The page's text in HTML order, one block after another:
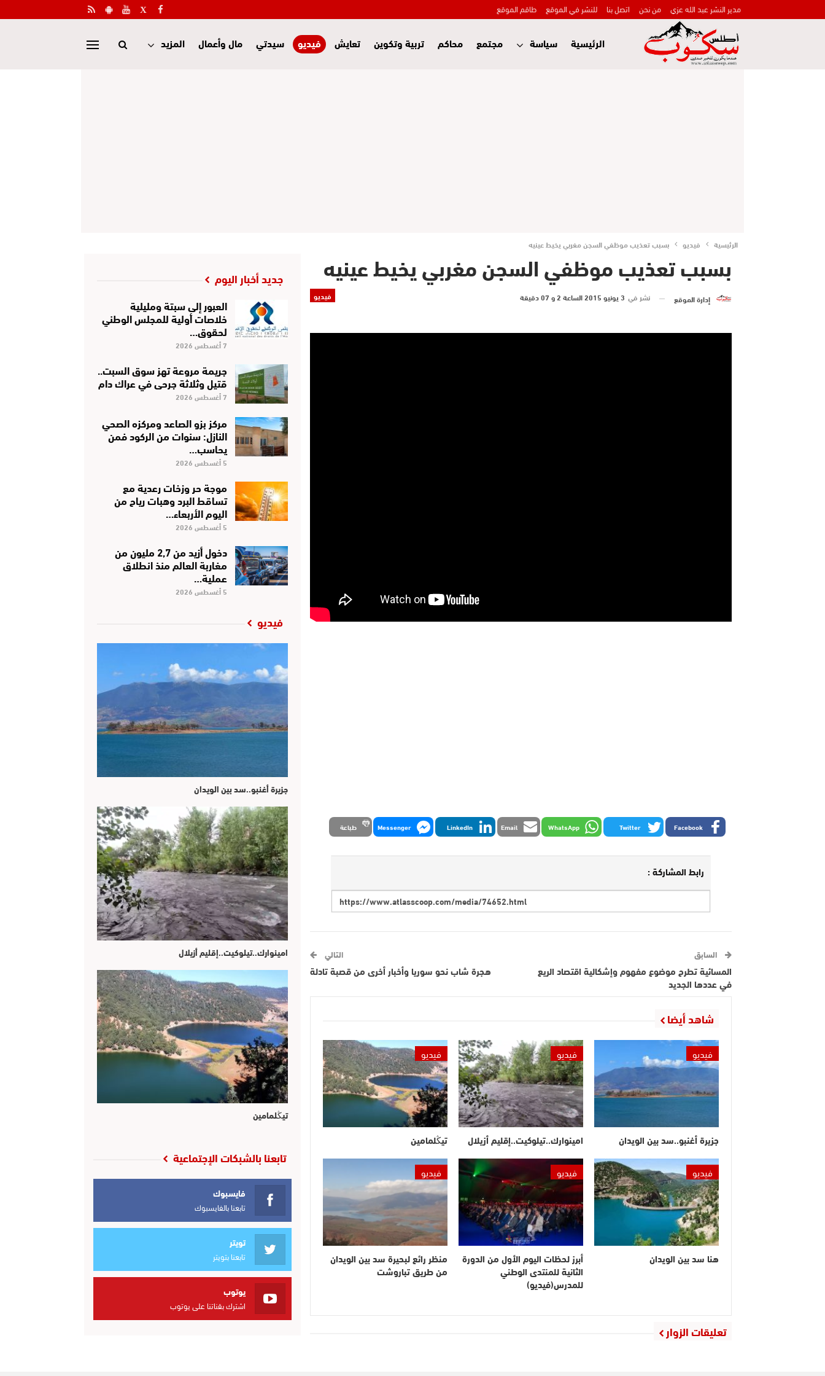
مدير النشر عبد الله عزي من نحن اتصل بنا للنشر في الموقع طاقم الموقع
الرئيسية سياسة مجتمع محاكم تربية وتكوين تعايش فيديو سيدتي مال وأعمال المزيد
الرئيسية فيديو بسبب تعذيب موظفي السجن مغربي يخيط عينيه
بسبب تعذيب موظفي السجن مغربي يخيط عينيه
فيديو إدارة الموقع نشر في 3 يونيو 2015 الساعة 2 و 07 دقيقة
Facebook
Twitter
WhatsApp
Email
LinkedIn
Messenger طباعة
رابط المشاركة :
السابق
المسائية تطرح موضوع مفهوم وإشكالية اقتصاد الريع
في عددها الجديد
التالي
هجرة شاب نحو سوريا وأخبار أخرى من قصبة تادلة
شاهد أيضا
فيديو
جزيرة أغنبو..سد بين الويدان
فيديو
امينوارك..تيلوكيت..إقليم أزيلال
فيديو
تيڭلمامين
فيديو
هنا سد بين الويدان
فيديو
أبرز لحظات اليوم الأول من الدورة
الثانية للمنتدى الوطني
للمدرس(فيديو)
فيديو
منظر رائع لبحيرة سد بين الويدان
من طريق تباروشت
تعليقات الزوار
جديد أخبار اليوم
العبور إلى سبتة ومليلية
خلاصات أولية للمجلس الوطني
لحقوق…
7 أغسطس 2026
جريمة مروعة تهز سوق السبت..
قتيل وثلاثة جرحى في عراك دام
7 أغسطس 2026
مركز بزو الصاعد ومركزه الصحي
النازل: سنوات من الركود فمن
يحاسب…
5 أغسطس 2026
موجة حر وزخات رعدية مع
تساقط البرد وهبات رياح من
اليوم الأربعاء…
5 أغسطس 2026
دخول أزيد من 2,7 مليون من
مغاربة العالم منذ انطلاق
عملية…
5 أغسطس 2026
فيديو
جزيرة أغنبو..سد بين الويدان
امينوارك..تيلوكيت..إقليم أزيلال
تيڭلمامين
تابعنا بالشبكات الإجتماعية
فايسبوك
تابعنا بالفايسبوك
تويتر
تابعنا بتويتر
يوتوب
اشترك بقناتنا على يوتوب